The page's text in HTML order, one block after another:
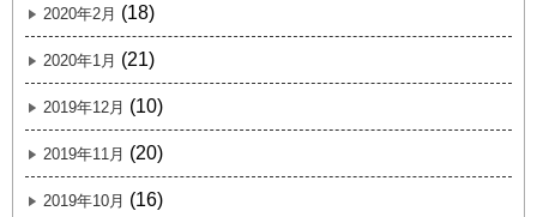
2020年2月 (18)
2020年1月 (21)
2019年12月 (10)
2019年11月 (20)
2019年10月 (16)